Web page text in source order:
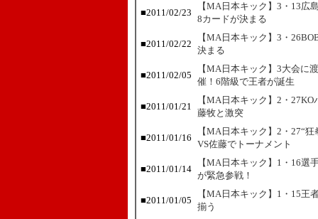
■2011/02/23
【MA日本キック】3・13広
8カードが決まる
■2011/02/22
【MA日本キック】3・
決まる
■2011/02/05
【MA日本キック】3大会に
催！6階級で王者が誕生
■2011/01/21
【MA日本キック】2・
藤牧と激突
■2011/01/16
【MA日本キック】2・27“
VS佐藤でトーナメント
■2011/01/14
【MA日本キック】1・16選
が緊急参戦！
■2011/01/05
【MA日本キック】1・15王
揃う